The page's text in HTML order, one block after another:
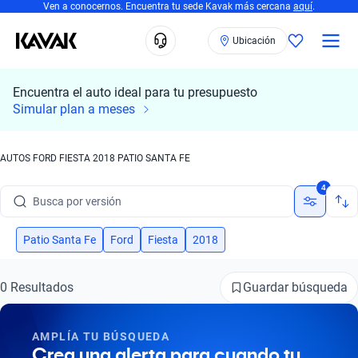
Ven a conocernos. Encuentra tu sede Kavak más cercana aquí.
Ubicación
Encuentra el auto ideal para tu presupuesto
Simular plan a meses
AUTOS FORD FIESTA 2018 PATIO SANTA FE
Busca por modelo
Busca por versión
Busca por año
Busca por modelo
Busca por versión
4
Patio Santa Fe Ford Fiesta 2018
0 Resultados Guardar búsqueda
AMPLÍA TU BÚSQUEDA